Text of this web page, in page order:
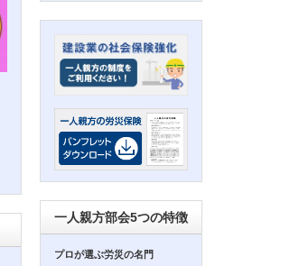
一人親方部会5つの特徴
プロが選ぶ労災の名門